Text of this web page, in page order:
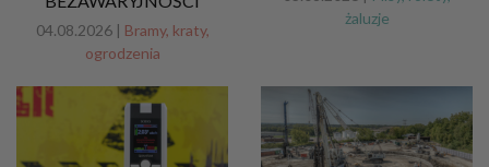
04.08.2026 | Bramy, kraty,
ogrodzenia
żaluzje